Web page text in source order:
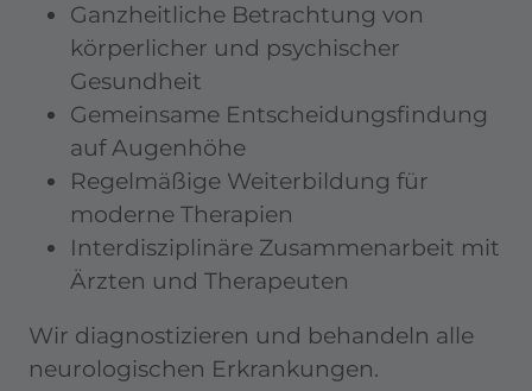
Ganzheitliche Betrachtung von
körperlicher und psychischer
Gesundheit
Gemeinsame Entscheidungsfindung
auf Augenhöhe
Regelmäßige Weiterbildung für
moderne Therapien
Interdisziplinäre Zusammenarbeit mit
Ärzten und Therapeuten
Wir diagnostizieren und behandeln alle
neurologischen Erkrankungen.